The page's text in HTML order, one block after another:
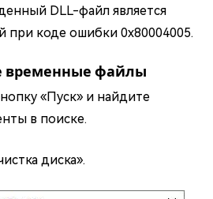
DLL-файл является
при коде ошибки 0x80004005.
временные файлы
«Пуск» и найдите
в поиске.
диска».